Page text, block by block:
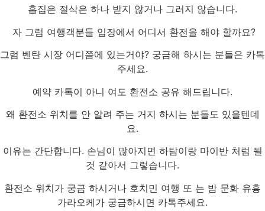
흡집은 절삭은 하나 받지 않거나 그러지 않습니다.
자 그럼 여행객분들 입장에서 어디서 환전을 해야 할까요?
그럼 벤탄 시장 어디쯤에 있는거야? 궁금해 하시는 분들은 카톡
주세요.
예약 카톡이 아니 여도 환전소 공유 해드립니다.
왜 환전소 위치를 안 알려 주는 거지 하시는 분들도 있을텐데
요.
이유는 간단합니다. 손님이 많아지면 하탐이랑 마이반 처럼 될
것 같아서 그렇습니다.
환전소 위치가 궁금 하시거나 호치민 여행 또 는 밤 문화 유흥
가라오케가 궁금하시면 카톡주세요.